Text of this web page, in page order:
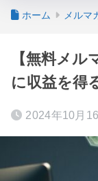
ホーム メルマ
【無料メ
に収益を得
2024年10月16